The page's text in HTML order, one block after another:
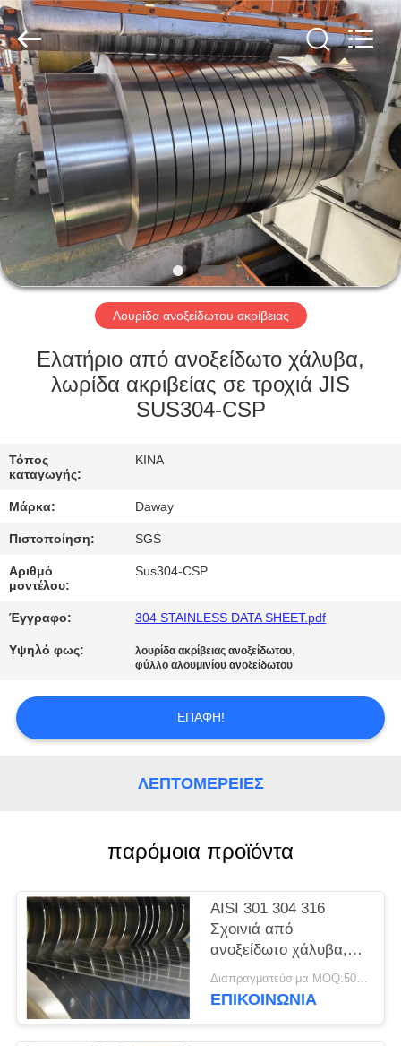
ΣΠΊΤΙ
ΠΡΟΪΌΝΤΑ
ΒΊΝΤΕΟ
ΠΕΡΊΠΟΥ
ΕΜΕΊΣ
ΓΎΡΟΣ
ΕΡΓΟΣΤΑΣΊΩΝ
ΈΛΕΓΧΟΣ
ΜΑΣ
ΕΛΆΤΕ
ΣΕ
ΕΠΑΦΉ
ΜΕ
ΖΗΤΉΣΤΕ
PRIVACY
POLICY
Special
Steel
Co.,
Ltd.
All
Rights
Reserved.
Λουρίδα ανοξείδωτου ακρίβειας
Ελατήριο από ανοξείδωτο χάλυβα,
λωρίδα ακριβείας σε τροχιά JIS
SUS304-CSP
Τόπος
καταγωγής:
ΚΙΝΑ
Μάρκα: Daway
Πιστοποίηση: SGS
Αριθμό
μοντέλου:
Sus304-CSP
Έγγραφο: 304 STAINLESS DATA SHEET.pdf
Υψηλό φως: λουρίδα ακρίβειας ανοξείδωτου,
φύλλο αλουμινίου ανοξείδωτου
ΕΠΑΦΉ!
ΛΕΠΤΟΜΈΡΕΙΕΣ
παρόμοια προϊόντα
AISI 301 304 316
Σχοινιά από
ανοξείδωτο χάλυβα,
λωρίδες ακριβείας,
φύλλα, πλάκες
Διαπραγματεύσιμα MOQ:500 κλ
ΕΠΙΚΟΙΝΩΝΊΑ